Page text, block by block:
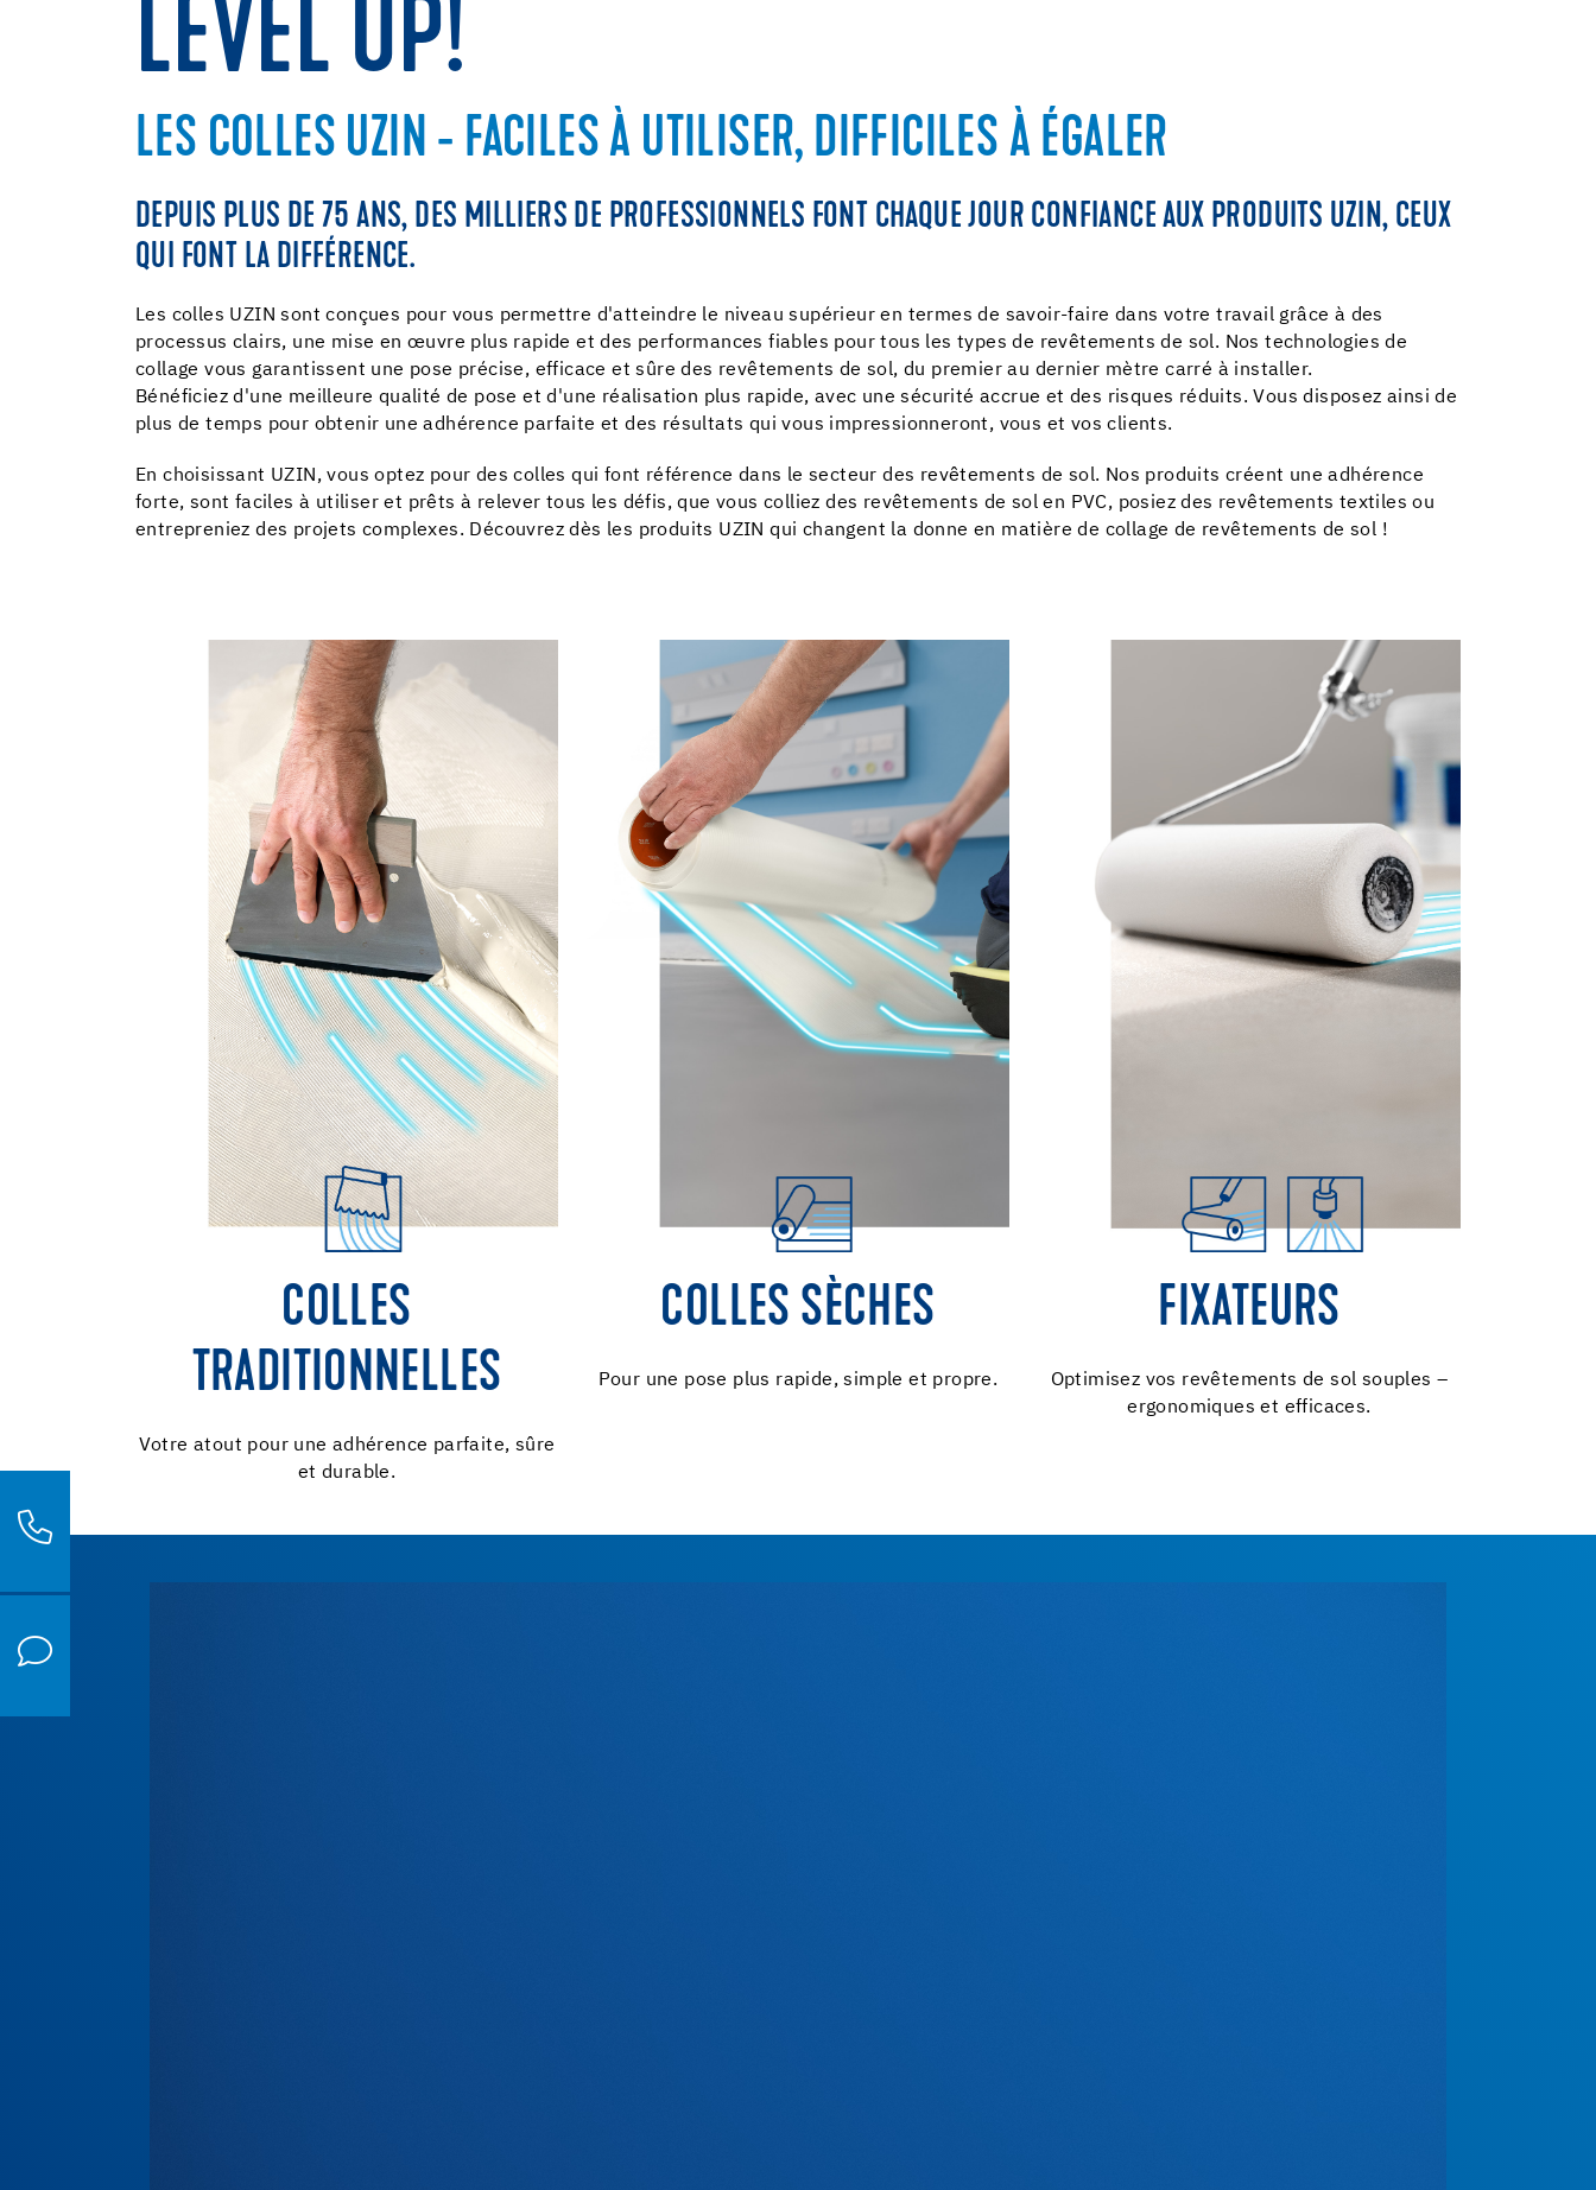
LEVEL UP!
LES COLLES UZIN - FACILES À UTILISER, DIFFICILES À ÉGALER
DEPUIS PLUS DE 75 ANS, DES MILLIERS DE PROFESSIONNELS FONT CHAQUE JOUR CONFIANCE AUX PRODUITS UZIN, CEUX
QUI FONT LA DIFFÉRENCE.
Les colles UZIN sont conçues pour vous permettre d'atteindre le niveau supérieur en termes de savoir-faire dans votre travail grâce à des
processus clairs, une mise en œuvre plus rapide et des performances fiables pour tous les types de revêtements de sol. Nos technologies de
collage vous garantissent une pose précise, efficace et sûre des revêtements de sol, du premier au dernier mètre carré à installer.
Bénéficiez d'une meilleure qualité de pose et d'une réalisation plus rapide, avec une sécurité accrue et des risques réduits. Vous disposez ainsi de
plus de temps pour obtenir une adhérence parfaite et des résultats qui vous impressionneront, vous et vos clients.
En choisissant UZIN, vous optez pour des colles qui font référence dans le secteur des revêtements de sol. Nos produits créent une adhérence
forte, sont faciles à utiliser et prêts à relever tous les défis, que vous colliez des revêtements de sol en PVC, posiez des revêtements textiles ou
entrepreniez des projets complexes. Découvrez dès les produits UZIN qui changent la donne en matière de collage de revêtements de sol !
COLLES
TRADITIONNELLES
Votre atout pour une adhérence parfaite, sûre
et durable.
COLLES SÈCHES
Pour une pose plus rapide, simple et propre.
FIXATEURS
Optimisez vos revêtements de sol souples –
ergonomiques et efficaces.